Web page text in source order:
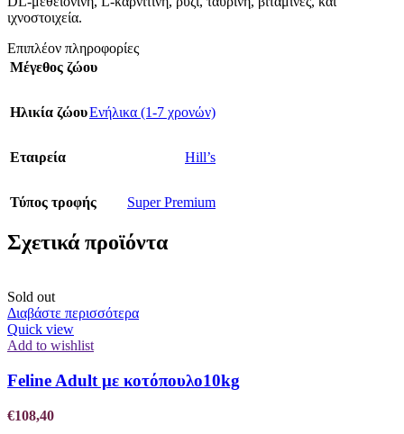
ιχνοστοιχεία.
Επιπλέον πληροφορίες
Μέγεθος ζώου
Ηλικία ζώουΕνήλικα (1-7 χρονών)
Εταιρεία Hill’s
Τύπος τροφής Super Premium
Σχετικά προϊόντα
Sold out
Διαβάστε περισσότερα
Quick view
Add to wishlist
Feline Adult με κοτόπουλο10kg
€108,40